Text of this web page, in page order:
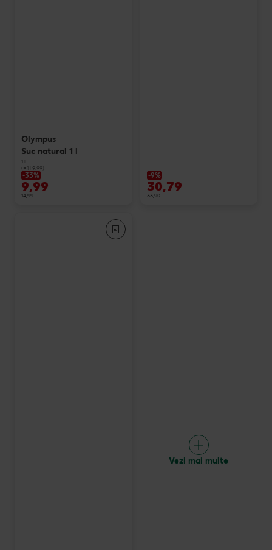
Olympus
Suc natural 1 l
(=1 l 9.99)
-33%
9,99
14,99
-9%
30,79
33,90
Vezi mai multe